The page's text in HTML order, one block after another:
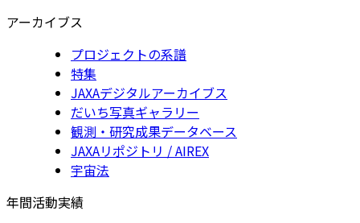
アーカイブス
プロジェクトの系譜
特集
JAXAデジタルアーカイブス
だいち写真ギャラリー
観測・研究成果データベース
JAXAリポジトリ / AIREX
宇宙法
年間活動実績